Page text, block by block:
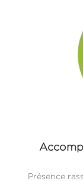
Présence